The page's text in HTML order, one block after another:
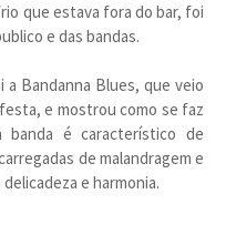
que estava fora do bar, foi
e das bandas.
a Bandanna Blues, que veio
e mostrou como se faz
é característico de
de malandragem e
e harmonia.